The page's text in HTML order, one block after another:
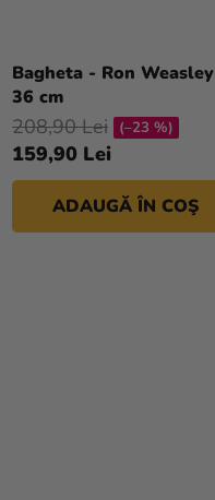
Bagheta - Ron Weasley
36 cm
159,90 Lei
208,90 Lei (–23 %)
ADAUGĂ ÎN COŞ